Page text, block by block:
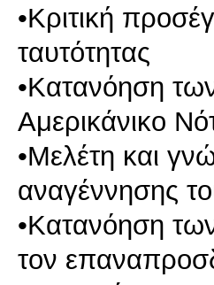
•Κριτική
ταυτότητας
•Κατανόηση
Αμερικάνικο
•Μελέτη και
αναγέννησης
•Κατανόηση
τον